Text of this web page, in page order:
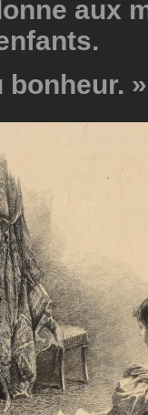
aux
bonheur. »